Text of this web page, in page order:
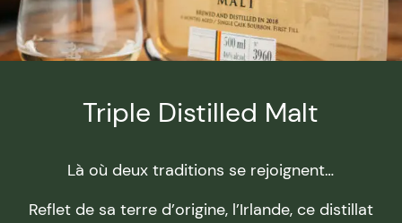
Triple Distilled Malt
Là où deux traditions se rejoignent…
Reflet de sa terre d’origine, l’Irlande, ce distillat